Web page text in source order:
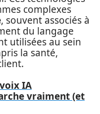
complexes
, souvent associés à
du langage
utilisées au sein
la santé,
IA
vraiment (et